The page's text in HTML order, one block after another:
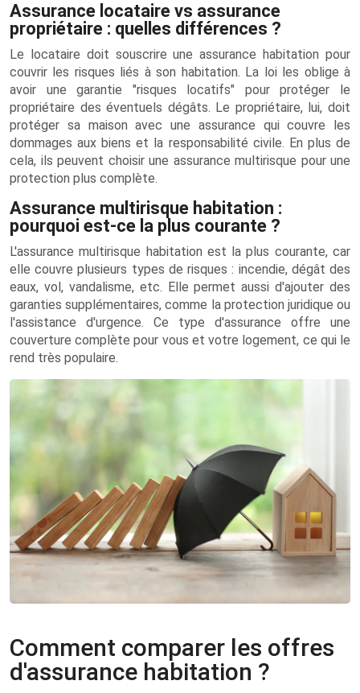
Assurance locataire vs assurance
propriétaire : quelles différences ?
Le locataire doit souscrire une assurance habitation pour
couvrir les risques liés à son habitation. La loi les oblige à
avoir une garantie "risques locatifs" pour protéger le
propriétaire des éventuels dégâts. Le propriétaire, lui, doit
protéger sa maison avec une assurance qui couvre les
dommages aux biens et la responsabilité civile. En plus de
cela, ils peuvent choisir une assurance multirisque pour une
protection plus complète.
Assurance multirisque habitation :
pourquoi est-ce la plus courante ?
L'assurance multirisque habitation est la plus courante, car
elle couvre plusieurs types de risques : incendie, dégât des
eaux, vol, vandalisme, etc. Elle permet aussi d'ajouter des
garanties supplémentaires, comme la protection juridique ou
l'assistance d'urgence. Ce type d'assurance offre une
couverture complète pour vous et votre logement, ce qui le
rend très populaire.
Comment comparer les offres
d'assurance habitation ?